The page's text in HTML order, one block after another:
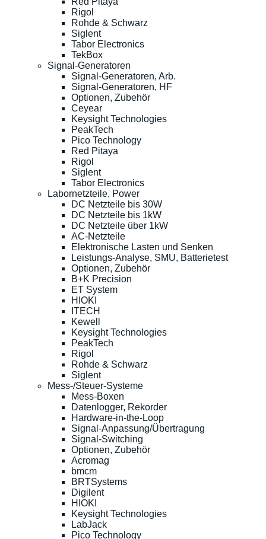
Rigol
Rohde & Schwarz
Siglent
Tabor Electronics
TekBox
Signal-Generatoren
Signal-Generatoren, Arb.
Signal-Generatoren, HF
Optionen, Zubehör
Ceyear
Keysight Technologies
PeakTech
Pico Technology
Red Pitaya
Rigol
Siglent
Tabor Electronics
Labornetzteile, Power
DC Netzteile bis 30W
DC Netzteile bis 1kW
DC Netzteile über 1kW
AC-Netzteile
Elektronische Lasten und Senken
Leistungs-Analyse, SMU, Batterietest
Optionen, Zubehör
B+K Precision
ET System
HIOKI
ITECH
Kewell
Keysight Technologies
PeakTech
Rigol
Rohde & Schwarz
Siglent
Mess-/Steuer-Systeme
Mess-Boxen
Datenlogger, Rekorder
Hardware-in-the-Loop
Signal-Anpassung/Übertragung
Signal-Switching
Optionen, Zubehör
Acromag
bmcm
BRTSystems
Digilent
HIOKI
Keysight Technologies
LabJack
Pico Technology